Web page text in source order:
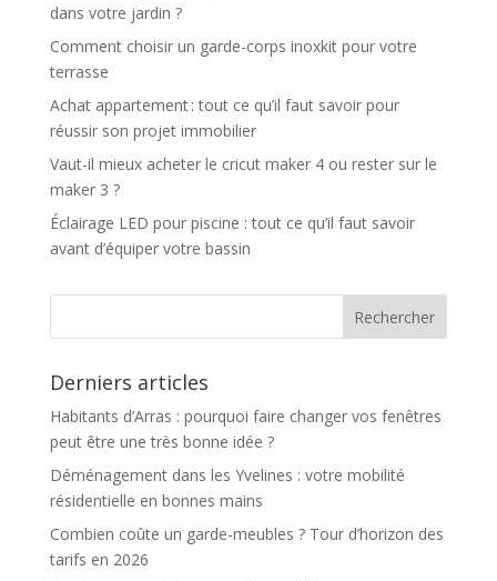
dans votre jardin ?
Comment choisir un garde-corps inoxkit pour votre
terrasse
Achat appartement : tout ce qu’il faut savoir pour
réussir son projet immobilier
Vaut-il mieux acheter le cricut maker 4 ou rester sur le
maker 3 ?
Éclairage LED pour piscine : tout ce qu’il faut savoir
avant d’équiper votre bassin
Derniers articles
Habitants d’Arras : pourquoi faire changer vos fenêtres
peut être une très bonne idée ?
Déménagement dans les Yvelines : votre mobilité
résidentielle en bonnes mains
Combien coûte un garde-meubles ? Tour d’horizon des
tarifs en 2026